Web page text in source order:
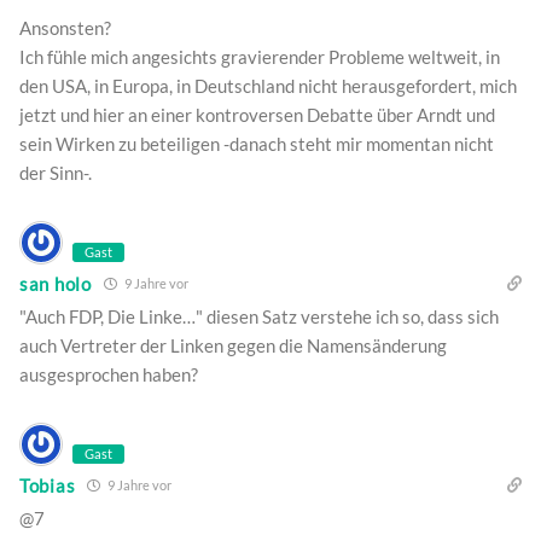
Ansonsten?
Ich fühle mich angesichts gravierender Probleme weltweit, in
den USA, in Europa, in Deutschland nicht herausgefordert, mich
jetzt und hier an einer kontroversen Debatte über Arndt und
sein Wirken zu beteiligen -danach steht mir momentan nicht
der Sinn-.
Gast
san holo 9 Jahre vor
"Auch FDP, Die Linke…" diesen Satz verstehe ich so, dass sich
auch Vertreter der Linken gegen die Namensänderung
ausgesprochen haben?
Gast
Tobias 9 Jahre vor
@7